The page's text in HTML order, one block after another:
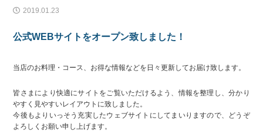
2019.01.23
公式WEBサイトをオープン致しました！
当店のお料理・コース、お得な情報などを日々更新してお届け致します。
皆さまにより快適にサイトをご覧いただけるよう、情報を整理し、分かり
やすく見やすいレイアウトに致しました。
今後もよりいっそう充実したウェブサイトにしてまいりますので、どうぞ
よろしくお願い申し上げます。